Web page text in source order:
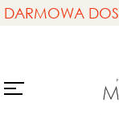
DARMOWA